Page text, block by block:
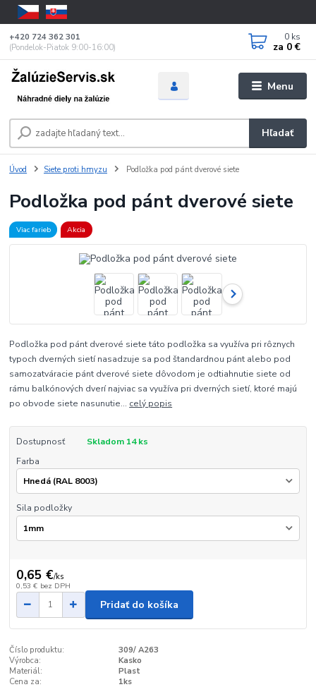
Menu
Hľadať
+420 724 362 301
(Pondelok-Piatok 9:00-16:00)
0 ks
za 0 €
Úvod Siete proti hmyzu Podložka pod pánt dverové siete
Podložka pod pánt dverové siete
Viac farieb Akcia
Podložka pod pánt dverové siete táto podložka sa využíva pri rôznych
typoch dverných sietí nasadzuje sa pod štandardnou pánt alebo pod
samozatváracie pánt dverové siete dôvodom je odtiahnutie siete od
rámu balkónových dverí najviac sa využíva pri dverných sietí, ktoré majú
po obvode siete nasunutie... celý popis
Dostupnosť
Skladom 14 ks
Farba
Sila podložky
0,65 €/ks
0,53 € bez DPH
Pridať do košíka
Číslo produktu:
309/ A263
Výrobca:
Kasko
Materiál:
Plast
Cena za:
1ks